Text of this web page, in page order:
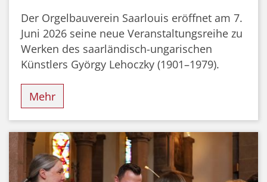
Der Orgelbauverein Saarlouis eröffnet am 7.
Juni 2026 seine neue Veranstaltungsreihe zu
Werken des saarländisch-ungarischen
Künstlers György Lehoczky (1901–1979).
Mehr